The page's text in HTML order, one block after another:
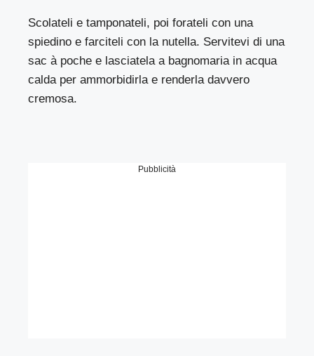
Scolateli e tamponateli, poi forateli con una
spiedino e farciteli con la nutella. Servitevi di una
sac à poche e lasciatela a bagnomaria in acqua
calda per ammorbidirla e renderla davvero
cremosa.
Pubblicità